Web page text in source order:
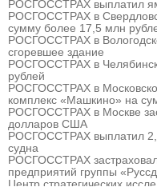
РОСГОССТРАХ выплатил
РОСГОССТРАХ в
сумму более 17,5 млн
РОСГОССТРАХ в
сгоревшее здание
РОСГОССТРАХ в
рублей
РОСГОССТРАХ в
комплекс «Машкино» на
РОСГОССТРАХ в Москве
долларов США
РОСГОССТРАХ выплатил
судна
РОСГОССТРАХ
предприятий группы
Центр стратегических